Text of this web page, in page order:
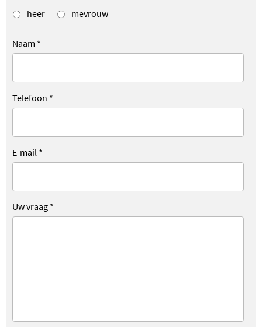
heer mevrouw
Naam *
Telefoon *
E-mail *
Uw vraag *